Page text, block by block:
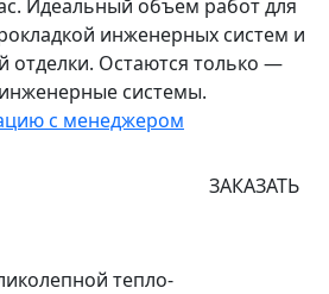
Идеальный объем работ для
инженерных систем и
отделки. Остаются только —
системы.
с менеджером
ЗАКАЗАТЬ
тепло-